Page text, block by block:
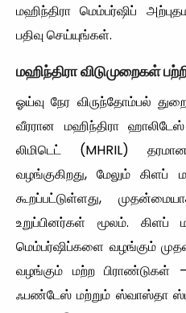
மஹிந்திரா மெம்பர்ஷிப்
பதிவு செய்யுங்கள்.
மஹிந்திராவிடுமுறைகள்
ஓய்வு நேர விருந்தோம்பல்
வீரரான மஹிந்திரா
லிமிடெட் (MHRIL)
வழங்குகிறது, மேலும் கிளப்
கூறப்பட்டுள்ளது,
உறுப்பினர்கள் மூலம். கிளப்
மெம்பர்ஷிப்களை வழங்கும்
வழங்கும் மற்ற பிராண்டுகள்
ஃபண்டேஸ் மற்றும் ஸ்வாஸ்தா